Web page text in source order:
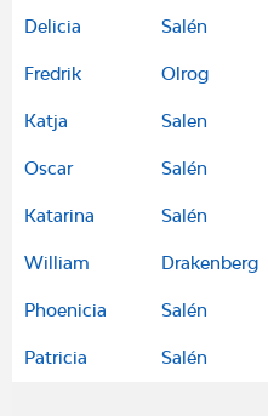
Delicia Salén
Fredrik Olrog
Katja Salen
Oscar Salén
Katarina Salén
William Drakenberg
Phoenicia Salén
Patricia Salén